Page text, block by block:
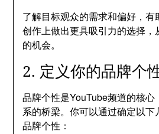
了解目标观众的需求和偏好，有
创作上做出更具吸引力的选择，
的机会。
2. 定义你的品牌个
品牌个性是YouTube频道的核
系的桥梁。你可以通过确定以下
品牌个性：